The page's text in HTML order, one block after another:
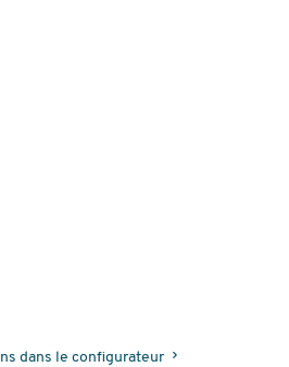
dans le configurateur